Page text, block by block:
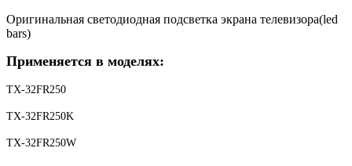
Оригинальная светодиодная подсветка экрана телевизора(led
bars)
Применяется в моделях:
TX-32FR250
TX-32FR250K
TX-32FR250W